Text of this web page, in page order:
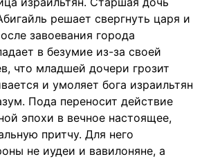
решает свергнуть царя и
завоевания города
в безумие из-за своей
что младшей дочери грозит
и умоляет бога израильтян
Пода переносит действие
эпохи в вечное настоящее,
притчу. Для него
не иудеи и вавилоняне, а